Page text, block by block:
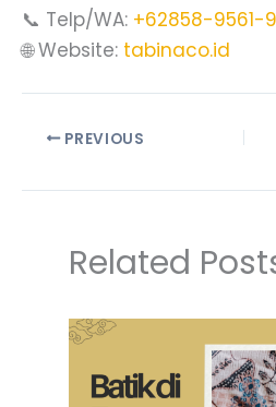
📞 Telp/WA: +62858-9561-
🌐 Website: tabinaco.id
PREVIOUS
Related